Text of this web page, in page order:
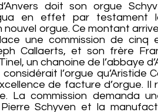
doit son orgue
en effet par testament
nouvel orgue. Ce montant
une commission de cinq
Callaerts, et son frère
un chanoine de l’abbaye
l’orgue qu’Aristide
de facture d’orgue.
La commission demanda
Pierre Schyven et la